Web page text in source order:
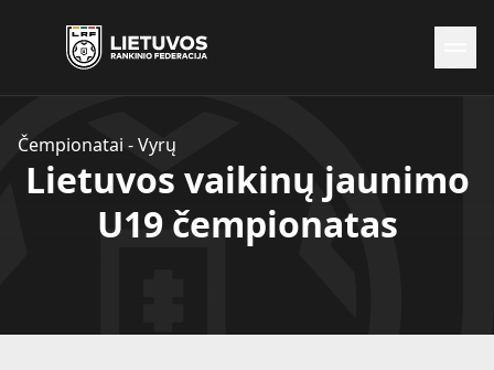
Naujienos
Federacija
Rinktinės
Čempionatai
Kontaktai
Čempionatai - Vyrų
Lietuvos vaikinų jaunimo
U19 čempionatas